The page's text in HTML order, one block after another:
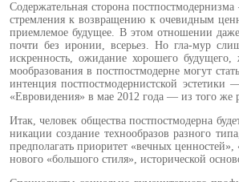
Содержательная сторона
стремления к возвращению к очевидным
при­емлемое будущее. В этом отноше­нии
почти без иронии, всерьез. Но гла-мур
искренность, ожидание хорошего
мообразования в постпостмодерне могут
интенция постпостмодернистской
«Еврови­дения» в мае 2012 года — из того же
Итак, человек общества постпост­модерна
никации создание технообразов раз­ного
предполагать приоритет «вечных
нового «большого стиля», исторической